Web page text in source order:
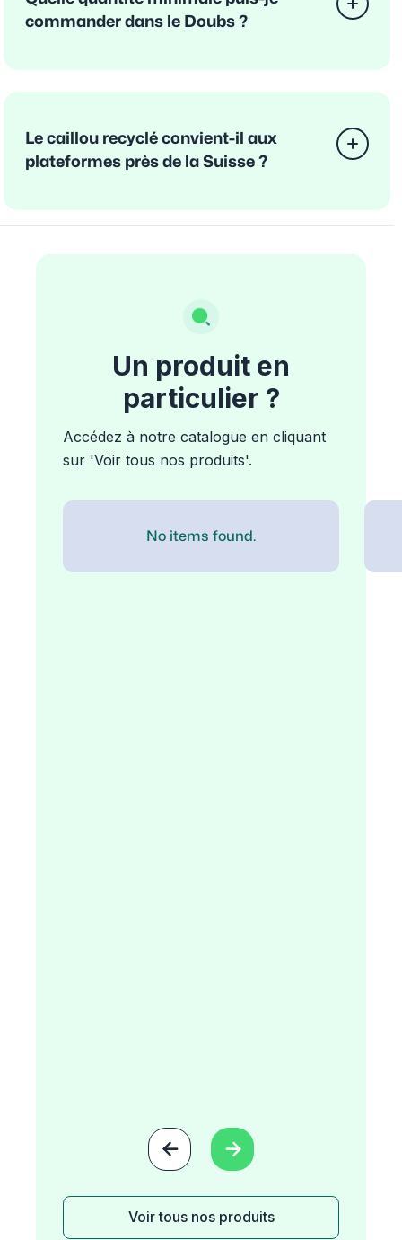
commander dans le Doubs ?
Le caillou recyclé convient-il aux
plateformes près de la Suisse ?
Un produit en
particulier ?
Accédez à notre catalogue en cliquant
sur 'Voir tous nos produits'.
No items found.
 
Voir tous nos produits